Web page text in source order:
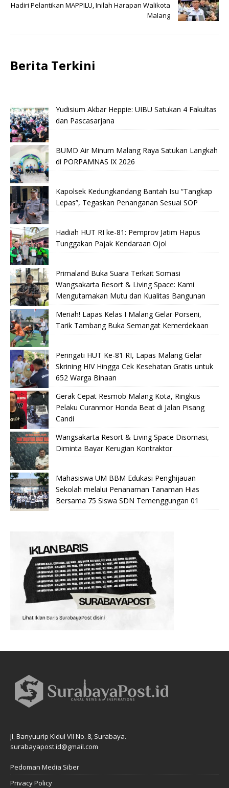
Hadiri Pelantikan MAPPILU, Inilah Harapan Walikota
Malang
Berita Terkini
Yudisium Akbar Heppie: UIBU Satukan 4 Fakultas
dan Pascasarjana
BUMD Air Minum Malang Raya Satukan Langkah
di PORPAMNAS IX 2026
Kapolsek Kedungkandang Bantah Isu “Tangkap
Lepas”, Tegaskan Penanganan Sesuai SOP
Hadiah HUT RI ke-81: Pemprov Jatim Hapus
Tunggakan Pajak Kendaraan Ojol
Primaland Buka Suara Terkait Somasi
Wangsakarta Resort & Living Space: Kami
Mengutamakan Mutu dan Kualitas Bangunan
Meriah! Lapas Kelas I Malang Gelar Porseni,
Tarik Tambang Buka Semangat Kemerdekaan
Peringati HUT Ke-81 RI, Lapas Malang Gelar
Skrining HIV Hingga Cek Kesehatan Gratis untuk
652 Warga Binaan
Gerak Cepat Resmob Malang Kota, Ringkus
Pelaku Curanmor Honda Beat di Jalan Pisang
Candi
Wangsakarta Resort & Living Space Disomasi,
Diminta Bayar Kerugian Kontraktor
Mahasiswa UM BBM Edukasi Penghijauan
Sekolah melalui Penanaman Tanaman Hias
Bersama 75 Siswa SDN Temenggungan 01
Jl. Banyuurip Kidul VII No. 8, Surabaya.
surabayapost.id@gmail.com
Pedoman Media Siber
Privacy Policy